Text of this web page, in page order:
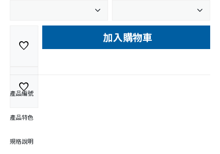
favorite
favorite
加入購物車
產品編號
產品特色
規格說明